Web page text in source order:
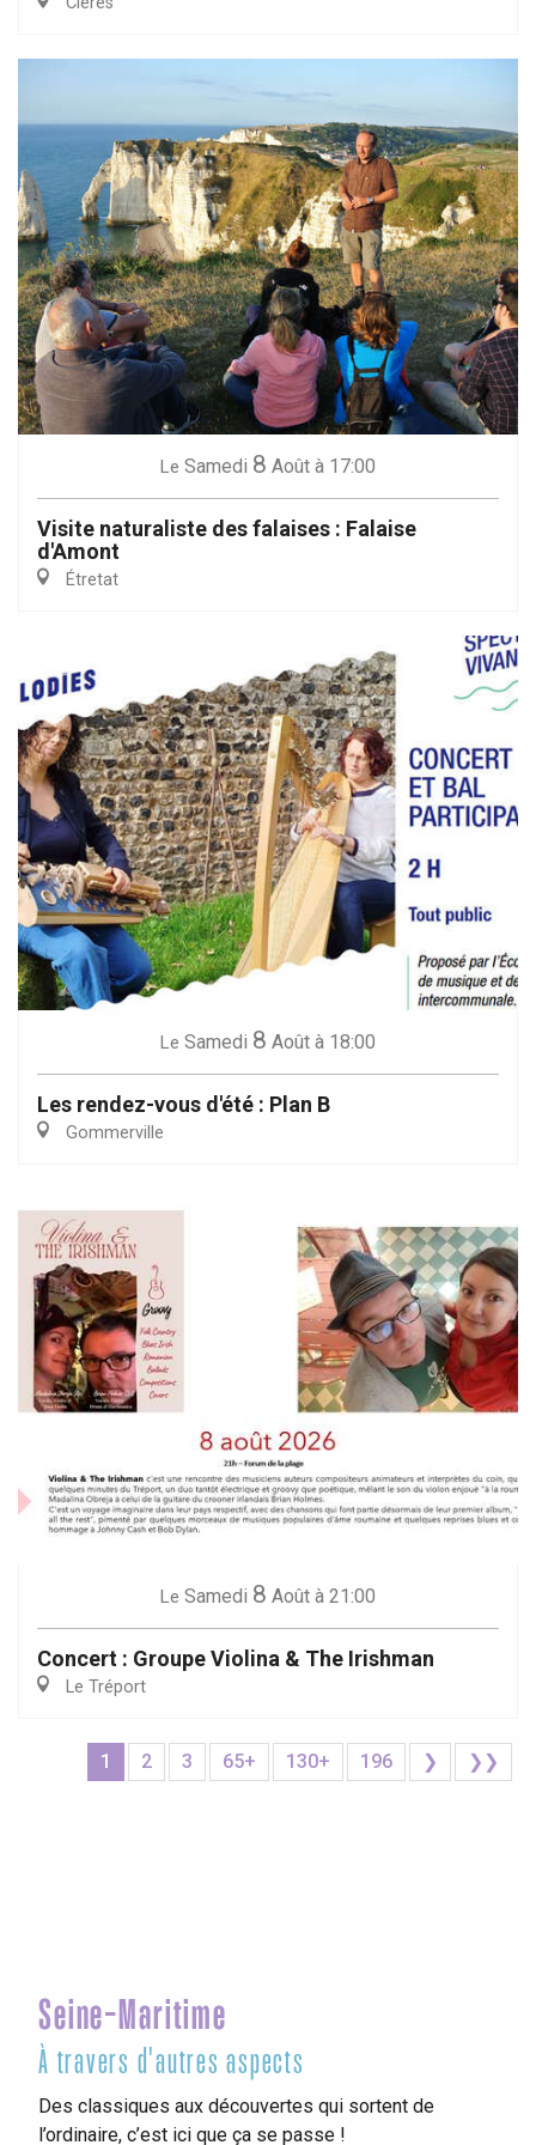
Le Samedi 8 Août à 17:00
Visite naturaliste des falaises : Falaise
d'Amont
Étretat
Le Samedi 8 Août à 18:00
Les rendez-vous d'été : Plan B
Gommerville
Le Samedi 8 Août à 21:00
Concert : Groupe Violina & The Irishman
Le Tréport
1 2 3 65+ 130+ 196 ❯ ❯❯
Seine-Maritime
À travers d'autres aspects
Des classiques aux découvertes qui sortent de
l’ordinaire, c’est ici que ça se passe !